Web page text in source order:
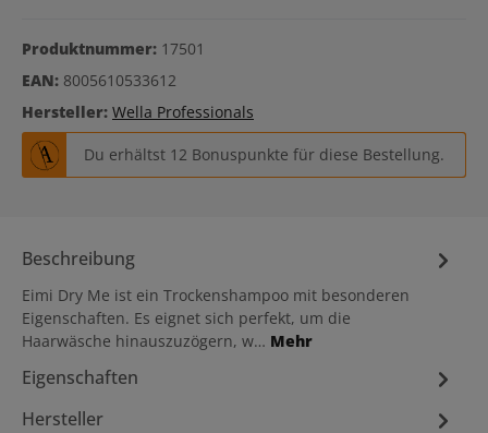
Produktnummer: 17501
EAN: 8005610533612
Hersteller: Wella Professionals
Du erhältst 12 Bonuspunkte für diese Bestellung.
Beschreibung
Eimi Dry Me ist ein Trockenshampoo mit besonderen
Eigenschaften. Es eignet sich perfekt, um die
Haarwäsche hinauszuzögern, w… Mehr
Eigenschaften
Hersteller